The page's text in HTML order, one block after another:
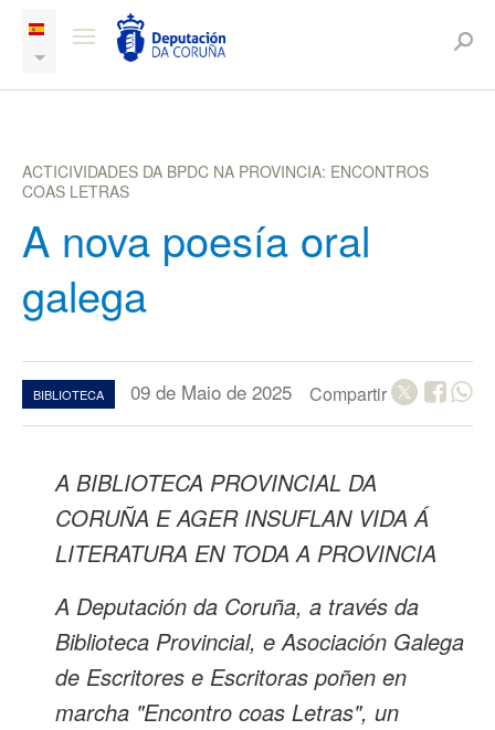
ACTICIVIDADES DA BPDC NA PROVINCIA: ENCONTROS
COAS LETRAS
A nova poesía oral
galega
BIBLIOTECA 09 de Maio de 2025 Compartir
A BIBLIOTECA PROVINCIAL DA
CORUÑA E AGER INSUFLAN VIDA Á
LITERATURA EN TODA A PROVINCIA
A Deputación da Coruña, a través da
Biblioteca Provincial, e Asociación Galega
de Escritores e Escritoras poñen en
marcha "Encontro coas Letras", un